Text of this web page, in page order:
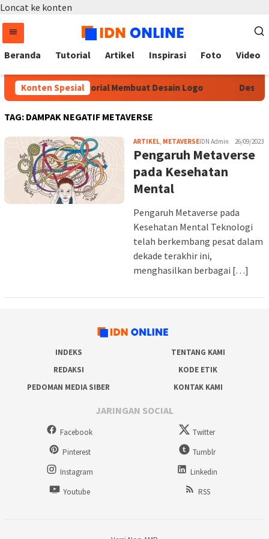
Loncat ke konten
Beranda Tutorial Artikel Inspirasi Foto Video
Konten SpesialTutorial Membuat Desain Logo
TAG: DAMPAK NEGATIF METAVERSE
ARTIKEL, METAVERSEIDN Admin 26/09/2023
Pengaruh Metaverse
pada Kesehatan
Mental
Pengaruh Metaverse pada
Kesehatan Mental Teknologi
telah berkembang pesat dalam
dekade terakhir ini,
menghasilkan berbagai […]
INDEKS
TENTANG KAMI
REDAKSI
KODE ETIK
PEDOMAN MEDIA SIBER
KONTAK KAMI
JARINGAN SOCIAL
Facebook
Twitter
Pinterest
Tumblr
Instagram
Linkedin
Youtube
RSS